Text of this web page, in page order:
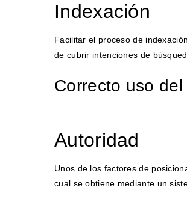
Indexación
Facilitar el proceso de
de cubrir intenciones de
Correcto uso del
Autoridad
Unos de los factores de
cual se obtiene mediante un